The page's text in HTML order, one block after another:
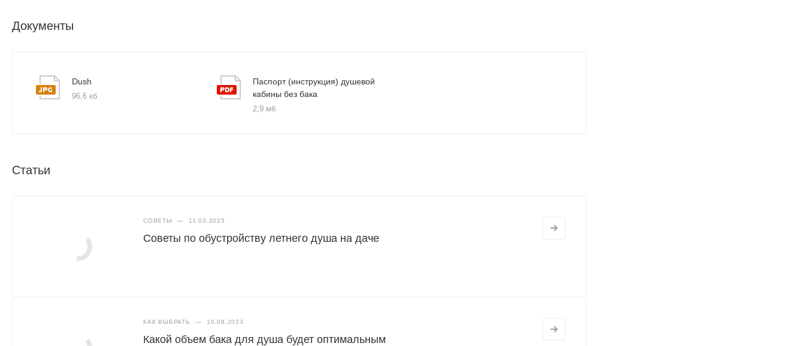
Документы
Dush
96,6 кб
Паспорт (инструкция) душевой
кабины без бака
2,9 мб
Статьи
СОВЕТЫ — 11.03.2025
Советы по обустройству летнего душа на даче
КАК ВЫБРАТЬ — 10.08.2023
Какой объем бака для душа будет оптимальным